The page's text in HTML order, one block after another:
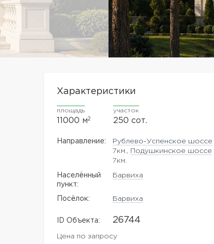
Характеристики
площадь
11000 м2
участок
250 сот.
Направление:
Рублево-Успенское шоссе
7км.,
Подушкинское шоссе
7км.
Населённый
пункт:
Барвиха
Посёлок: Барвиха
ID Объекта: 26744
Цена по запросу